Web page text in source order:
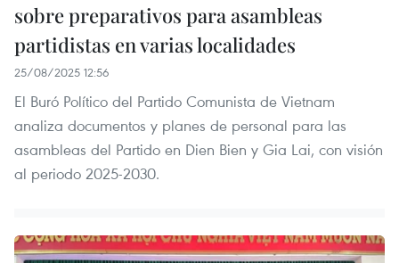
sobre preparativos para asambleas
partidistas en varias localidades
25/08/2025 12:56
El Buró Político del Partido Comunista de Vietnam
analiza documentos y planes de personal para las
asambleas del Partido en Dien Bien y Gia Lai, con visión
al periodo 2025-2030.